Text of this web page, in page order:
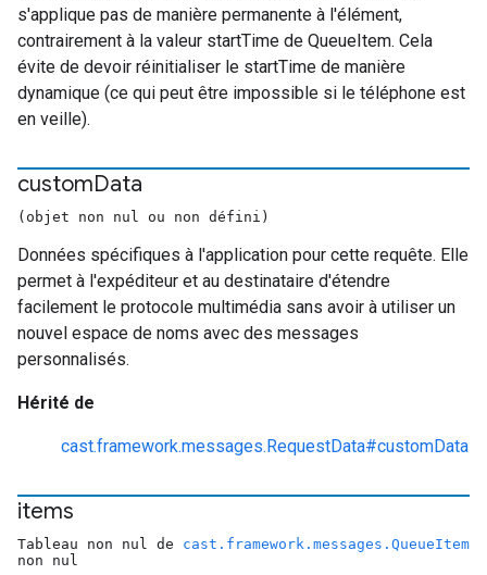
s'applique pas de manière permanente à l'élément,
contrairement à la valeur startTime de QueueItem. Cela
évite de devoir réinitialiser le startTime de manière
dynamique (ce qui peut être impossible si le téléphone est
en veille).
customData
(objet non nul ou non défini)
Données spécifiques à l'application pour cette requête. Elle
permet à l'expéditeur et au destinataire d'étendre
facilement le protocole multimédia sans avoir à utiliser un
nouvel espace de noms avec des messages
personnalisés.
Hérité de
cast.framework.messages.RequestData#customData
items
Tableau non nul de cast.framework.messages.QueueItem
non nul